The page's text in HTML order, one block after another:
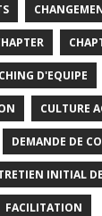
D'EQUIPE
CULTURE
DEMANDE DE
INITIAL
FACILITATION